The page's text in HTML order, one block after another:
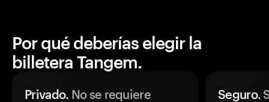
Por qué deberías elegir la
billetera Tangem.
Privado. No se requiere
Seguro.